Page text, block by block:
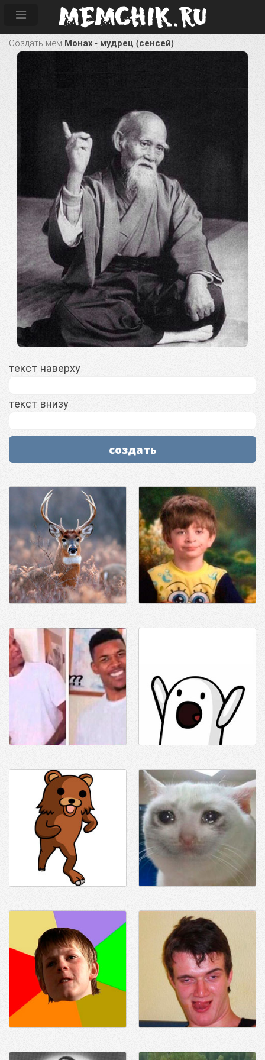
Создать мем Монах - мудрец (сенсей)
текст наверху
текст внизу